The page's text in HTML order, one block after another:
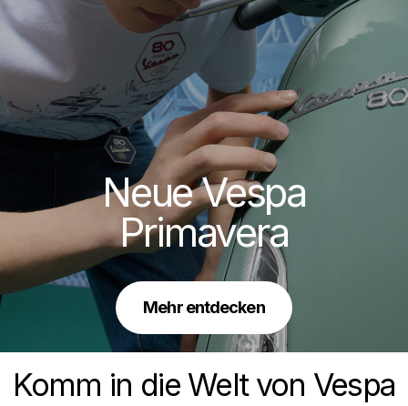
Neue Vespa
Primavera
Mehr entdecken
Komm in die Welt von Vespa